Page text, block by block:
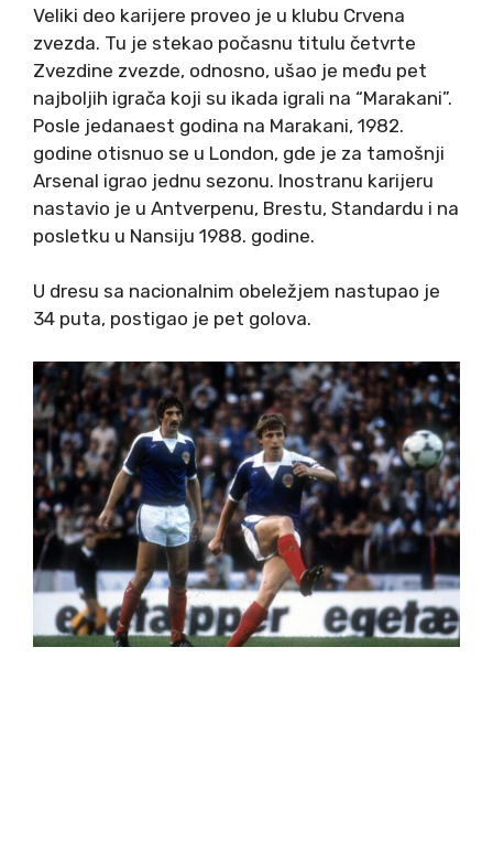
Veliki deo karijere proveo je u klubu Crvena
zvezda. Tu je stekao počasnu titulu četvrte
Zvezdine zvezde, odnosno, ušao je među pet
najboljih igrača koji su ikada igrali na “Marakani”.
Posle jedanaest godina na Marakani, 1982.
godine otisnuo se u London, gde je za tamošnji
Arsenal igrao jednu sezonu. Inostranu karijeru
nastavio je u Antverpenu, Brestu, Standardu i na
posletku u Nansiju 1988. godine.
U dresu sa nacionalnim obeležjem nastupao je
34 puta, postigao je pet golova.